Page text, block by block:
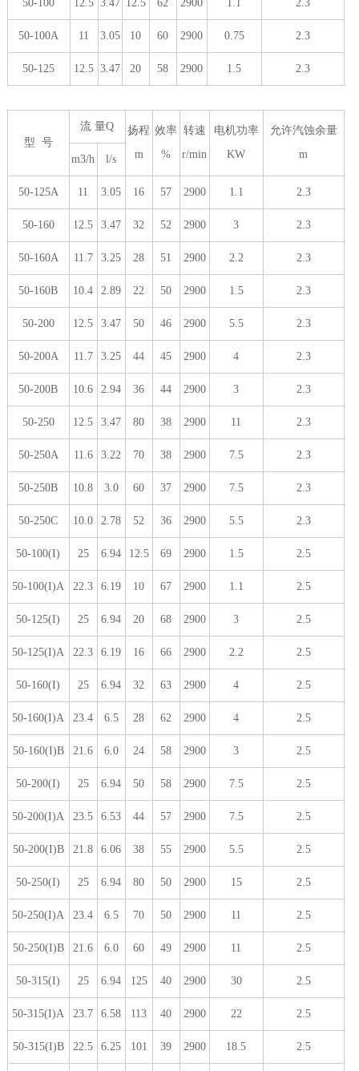
50-100 12.5 3.47 12.5 62 2900 1.1 2.3
50-100A 11 3.05 10 60 2900 0.75 2.3
50-125 12.5 3.47 20 58 2900 1.5 2.3
型 号
流 量Q
扬程
m
效率
%
转速
r/min
电机功率
KW
允许汽蚀余量
m
m3/h l/s
50-125A 11 3.05 16 57 2900 1.1 2.3
50-160 12.5 3.47 32 52 2900 3 2.3
50-160A 11.7 3.25 28 51 2900 2.2 2.3
50-160B 10.4 2.89 22 50 2900 1.5 2.3
50-200 12.5 3.47 50 46 2900 5.5 2.3
50-200A 11.7 3.25 44 45 2900 4 2.3
50-200B 10.6 2.94 36 44 2900 3 2.3
50-250 12.5 3.47 80 38 2900 11 2.3
50-250A 11.6 3.22 70 38 2900 7.5 2.3
50-250B 10.8 3.0 60 37 2900 7.5 2.3
50-250C 10.0 2.78 52 36 2900 5.5 2.3
50-100(I) 25 6.94 12.5 69 2900 1.5 2.5
50-100(I)A 22.3 6.19 10 67 2900 1.1 2.5
50-125(I) 25 6.94 20 68 2900 3 2.5
50-125(I)A 22.3 6.19 16 66 2900 2.2 2.5
50-160(I) 25 6.94 32 63 2900 4 2.5
50-160(I)A 23.4 6.5 28 62 2900 4 2.5
50-160(I)B 21.6 6.0 24 58 2900 3 2.5
50-200(I) 25 6.94 50 58 2900 7.5 2.5
50-200(I)A 23.5 6.53 44 57 2900 7.5 2.5
50-200(I)B 21.8 6.06 38 55 2900 5.5 2.5
50-250(I) 25 6.94 80 50 2900 15 2.5
50-250(I)A 23.4 6.5 70 50 2900 11 2.5
50-250(I)B 21.6 6.0 60 49 2900 11 2.5
50-315(I) 25 6.94 125 40 2900 30 2.5
50-315(I)A 23.7 6.58 113 40 2900 22 2.5
50-315(I)B 22.5 6.25 101 39 2900 18.5 2.5